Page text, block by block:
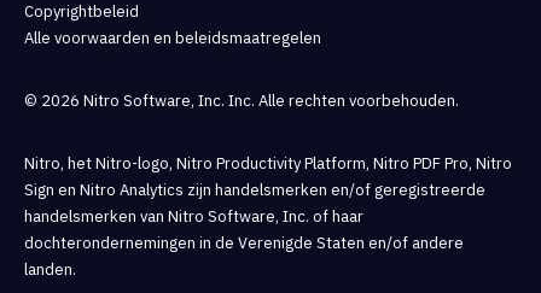
Copyrightbeleid
Alle voorwaarden en beleidsmaatregelen
© 2026 Nitro Software, Inc. Inc. Alle rechten voorbehouden.
Nitro, het Nitro-logo, Nitro Productivity Platform, Nitro PDF Pro, Nitro
Sign en Nitro Analytics zijn handelsmerken en/of geregistreerde
handelsmerken van Nitro Software, Inc. of haar
dochterondernemingen in de Verenigde Staten en/of andere
landen.